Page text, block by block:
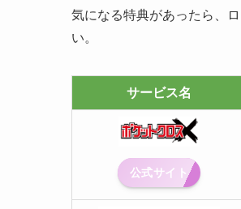
気になる特典があったら、
い。
サービス名
公式サイト